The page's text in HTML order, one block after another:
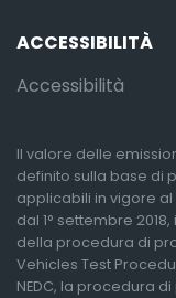
ACCESSIBILITÀ
Accessibilità
Il valore delle
definito sulla base di
applicabili in vigore
dal 1° settembre
della procedura di
Vehicles Test
NEDC, la procedura